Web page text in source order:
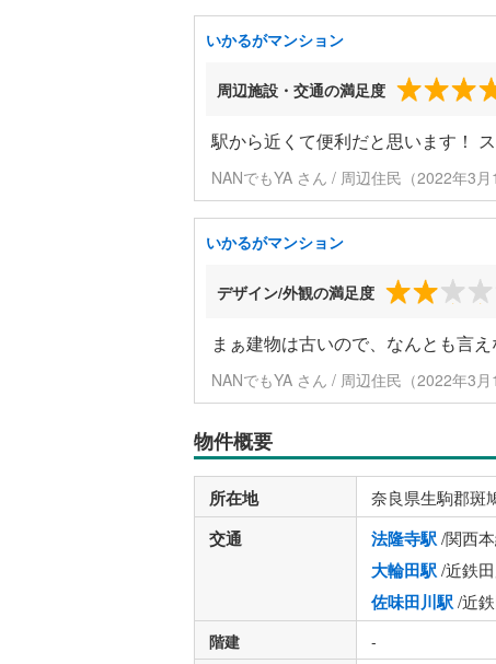
いかるがマンション
周辺施設・交通の満足度
駅から近くて便利だと思います！
NANでもYA さん / 周辺住民（2022年3月
いかるがマンション
デザイン/外観の満足度
まぁ建物は古いので、なんとも言
NANでもYA さん / 周辺住民（2022年3月
物件概要
所在地 奈良県生駒郡斑
交通 法隆寺駅/関西
大輪田駅/近鉄
佐味田川駅/近
階建 -